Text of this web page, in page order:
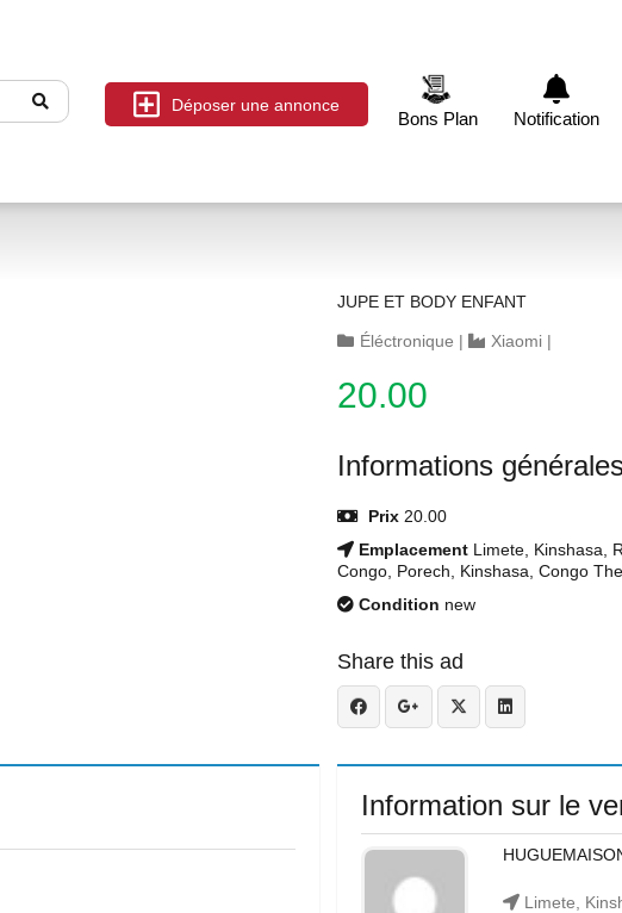
Déposer une annonce
Bons Plan Notification
JUPE ET BODY ENFANT
Éléctronique | Xiaomi |
20.00
Informations
Prix 20.00
Emplacement Limete, Kinshasa,
Congo, Porech, Kinshasa, Congo
Condition new
Share this ad
Information sur le
Limete,